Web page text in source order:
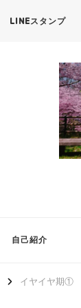
LINEスタンプ
自己紹介
イヤイヤ期①